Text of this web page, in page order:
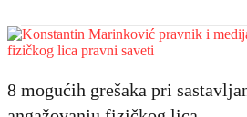
8 mogućih grešaka pri